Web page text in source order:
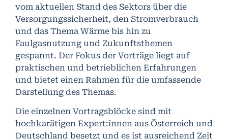
vom aktuellen Stand des Sektors über die
Versorgungssicherheit, den Stromverbrauch
und das Thema Wärme bis hin zu
Faulgasnutzung und Zukunftsthemen
gespannt. Der Fokus der Vorträge liegt auf
praktischen und betrieblichen Erfahrungen
und bietet einen Rahmen für die umfassende
Darstellung des Themas.
Die einzelnen Vortragsblöcke sind mit
hochkarätigen Expert:innen aus Österreich und
Deutschland besetzt und es ist ausreichend Zeit